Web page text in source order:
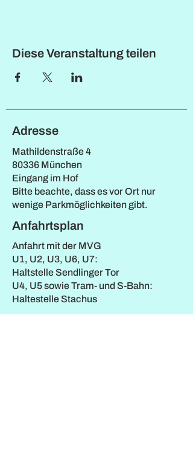
Diese Veranstaltung teilen
Adresse
Mathildenstraße 4
80336 München
Eingang im Hof
Bitte beachte, dass es vor Ort nur
wenige Parkmöglichkeiten gibt.
Anfahrtsplan
Anfahrt mit der MVG
U1, U2, U3, U6, U7:
Haltstelle Sendlinger Tor
U4, U5 sowie Tram- und S-Bahn:
Haltestelle Stachus